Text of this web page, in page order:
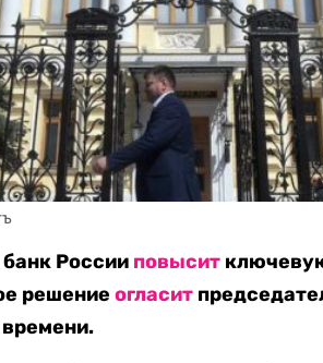
России повысит
решениеогласит